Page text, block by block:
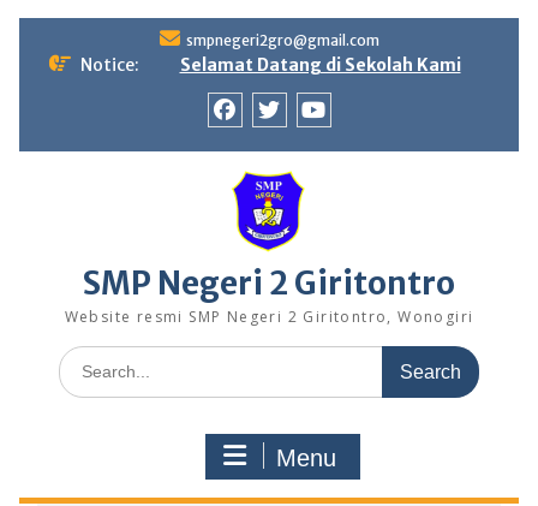
to
smpnegeri2gro@gmail.com
Notice: Selamat Datang di Sekolah Kami
SMP Negeri 2 Giritontro
Website resmi SMP Negeri 2 Giritontro, Wonogiri
Search
for:
Menu